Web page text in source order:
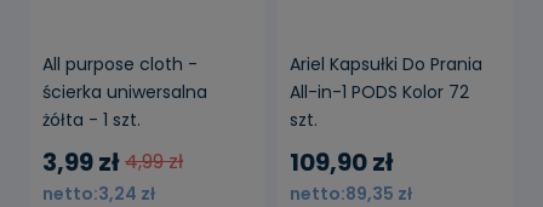
All purpose cloth -
ścierka uniwersalna
żółta - 1 szt.
3,99 zł 4,99 zł
3,24 zł
Ariel Kapsułki Do Prania
All-in-1 PODS Kolor 72
szt.
109,90 zł
89,35 zł